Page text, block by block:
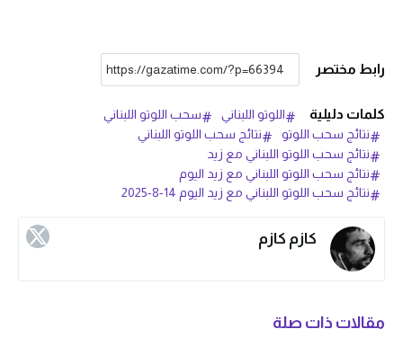
رابط مختصر
كلمات دليلية اللوتو اللبناني
سحب اللوتو اللبناني
نتائج سحب اللوتو
نتائج سحب اللوتو اللبناني
نتائج سحب اللوتو اللبناني مع زيد
نتائج سحب اللوتو اللبناني مع زيد اليوم
نتائج سحب اللوتو اللبناني مع زيد اليوم 14-8-2025
كازم كازم
مقالات ذات صلة